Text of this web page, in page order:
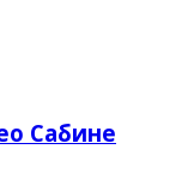
Сабине